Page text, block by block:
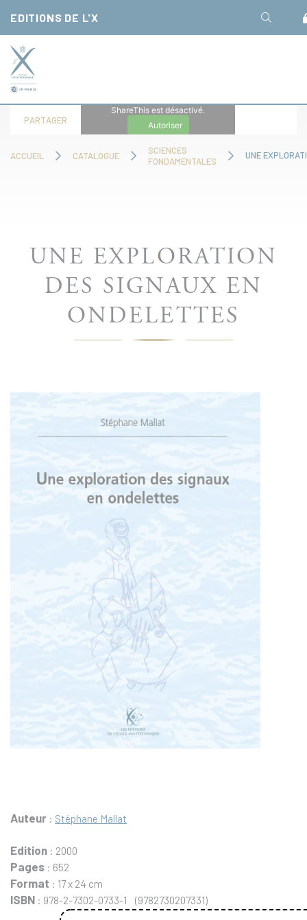
EDITIONS DE L'X
ACCUEIL CATALOGUE
SCIENCES
FONDAMENTALES
PARTAGER
ShareThis est désactivé.
Autoriser
UNE EXPLORATION
DES SIGNAUX EN
ONDELETTES
Auteur : Stéphane Mallat
Edition : 2000
Pages : 652
Format : 17 x 24 cm
ISBN : 978-2-7302-0733-1 (9782730207331)